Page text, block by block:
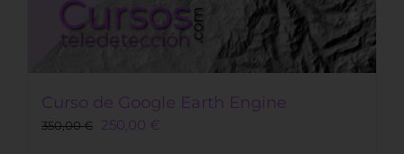
Curso de Google Earth Engine
350,00€
Original
250,00 €